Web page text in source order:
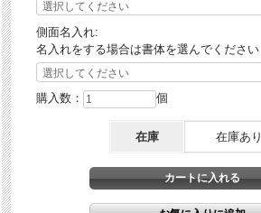
側面名入れ:
名入れをする場合は書体を選んでください
購入数： 個
在庫 在庫あり